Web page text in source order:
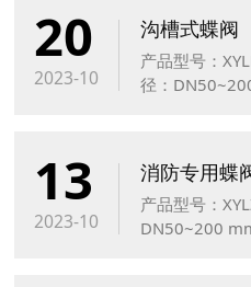
20
2023-10
沟槽式蝶阀
产品型号：
径：
13
2023-10
消防专用蝶
产品型号：
DN50~200